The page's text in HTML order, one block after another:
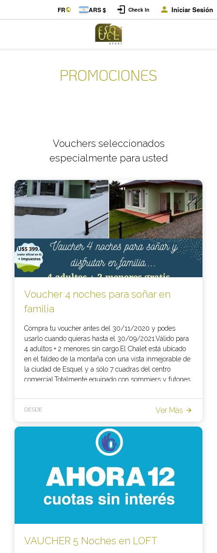
FR ARS $ Check In Iniciar Sesión
PROMOCIONES
Vouchers seleccionados
especialmente para usted
Voucher 4 noches para soñar en
familia
Compra tu voucher antes del 30/11/2020 y podes
usarlo cuando quieras hasta el 30/09/2021.Válido para
4 adultos + 2 menores sin cargo.El Chalet está ubicado
en el faldeo de la montaña con una vista inmejorable de
la ciudad de Esquel y a sólo 7 cuadras del centro
comercial.Totalmente equipado con sommiers y futones
electrodomésticos, calefacción por losa radiante y estufa
a leña de combustión lenta. Un verdadero lugar para
soñar y disfrutar.
DESDE Ver Más
VAUCHER 5 Noches en LOFT